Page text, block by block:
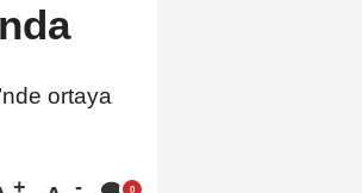
ortaya